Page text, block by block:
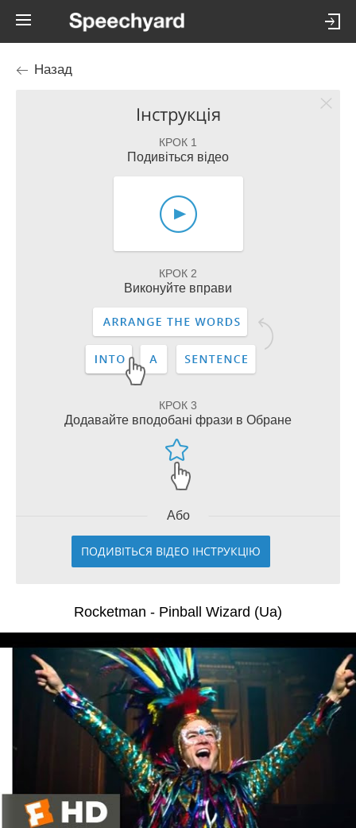
Назад
Інструкція
КРОК 1
Подивіться відео
КРОК 2
Виконуйте вправи
КРОК 3
Додавайте вподобані фрази в Обране
Або
ПОДИВІТЬСЯ ВІДЕО ІНСТРУКЦІЮ
Rocketman - Pinball Wizard (Ua)